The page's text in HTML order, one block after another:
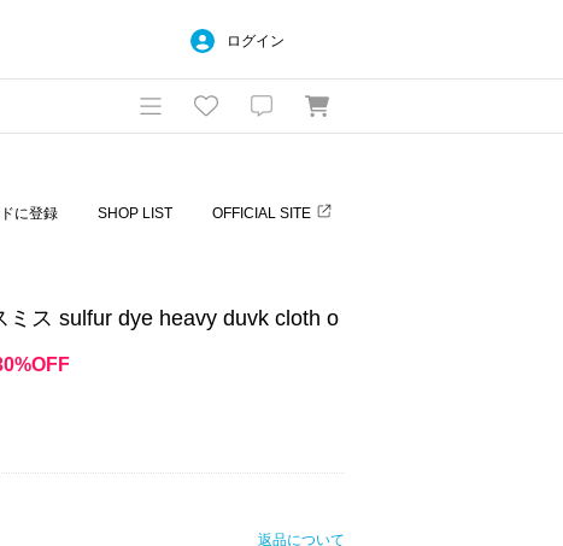
ログイン
に登録 SHOP LIST OFFICIAL SITE
ス sulfur dye heavy duvk cloth o
返品について